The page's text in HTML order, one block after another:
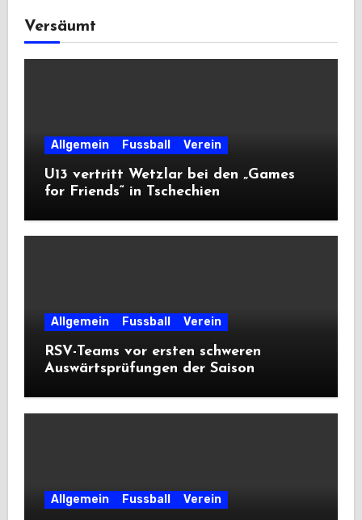
Versäumt
Allgemein Fussball Verein
U13 vertritt Wetzlar bei den „Games
for Friends“ in Tschechien
Allgemein Fussball Verein
RSV-Teams vor ersten schweren
Auswärtsprüfungen der Saison
Allgemein Fussball Verein